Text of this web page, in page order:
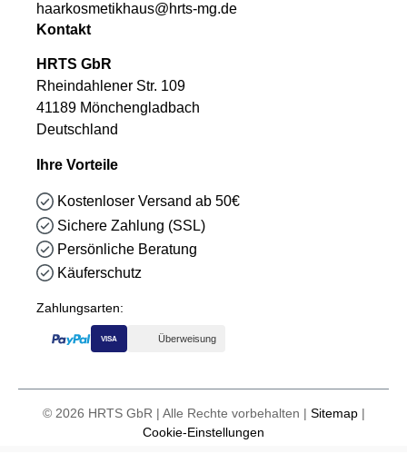
haarkosmetikhaus@hrts-mg.de
Kontakt
HRTS GbR
Rheindahlener Str. 109
41189 Mönchengladbach
Deutschland
Ihre Vorteile
Kostenloser Versand ab 50€
Sichere Zahlung (SSL)
Persönliche Beratung
Käuferschutz
Zahlungsarten:
VISA Überweisung
© 2026 HRTS GbR | Alle Rechte vorbehalten | Sitemap|
Cookie-Einstellungen